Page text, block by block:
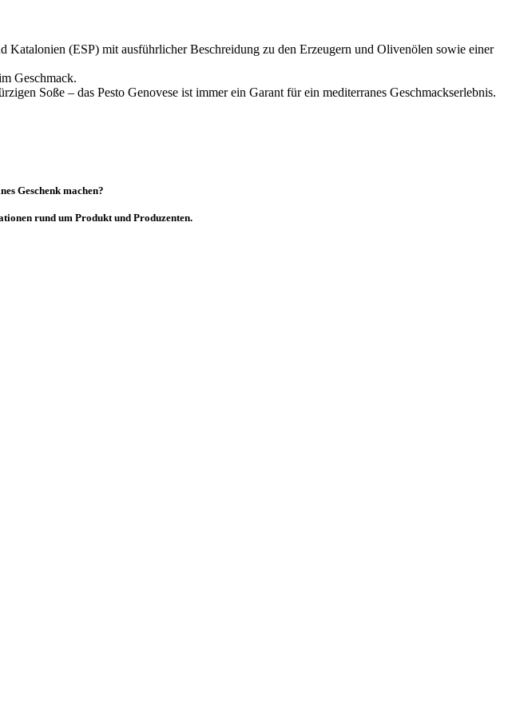
(ESP) mit ausführlicher Beschreidung zu den Erzeugern und Olivenölen sowie einer
Geschmack.
Soße – das Pesto Genovese ist immer ein Garant für ein mediterranes Geschmackserlebnis.
Geschenk machen?
rund um Produkt und Produzenten.